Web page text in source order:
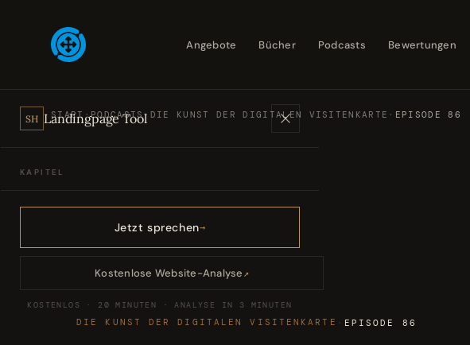
Angebote Bücher Podcasts Bewertungen
SH Landingpage Tool
KAPITEL
01 Angebote
Podcasts
Jetzt sprechen
Kostenlose Website-Analyse↗
KOSTENLOS · 20 MINUTEN · ANALYSE IN 3 MINUTEN
START ·PODCASTS· DIE KUNST DER DIGITALEN VISITENKARTE · EPISODE 86
DIE KUNST DER DIGITALEN VISITENKARTE · EPISODE 86